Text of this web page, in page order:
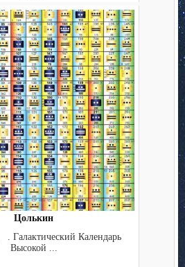
Цолькин
Галактический Календарь
Высокой ...